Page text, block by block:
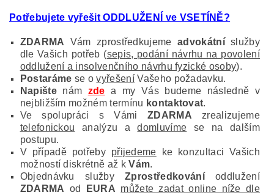
Potřebujete vyřešit ODDLUŽENÍ ve VSETÍNĚ?
ZDARMA Vám zprostředkujeme advokátníslužby
dle Vašich potřeb (sepis, podání návrhu na povolení
oddlužení a insolvenčního návrhu fyzické osoby).
Postaráme se ovyřešeníVašeho požadavku.
Napištenám zde a my Vás budeme následně v
nejbližším možném termínu kontaktovat.
Ve spolupráci s Vámi ZDARMA zrealizujeme
telefonickou analýzu adomluvíme se na dalším
postupu.
V případě potřeby přijedeme ke konzultaci Vašich
možností diskrétně až kVám.
Objednávku služby
Zprostředkováníoddlužení
ZDARMA od EURA můžete zadat online níže dle